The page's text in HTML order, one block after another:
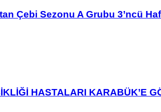
Çebi Sezonu A Grubu 3’ncü
HASTALARI KARABÜK’E